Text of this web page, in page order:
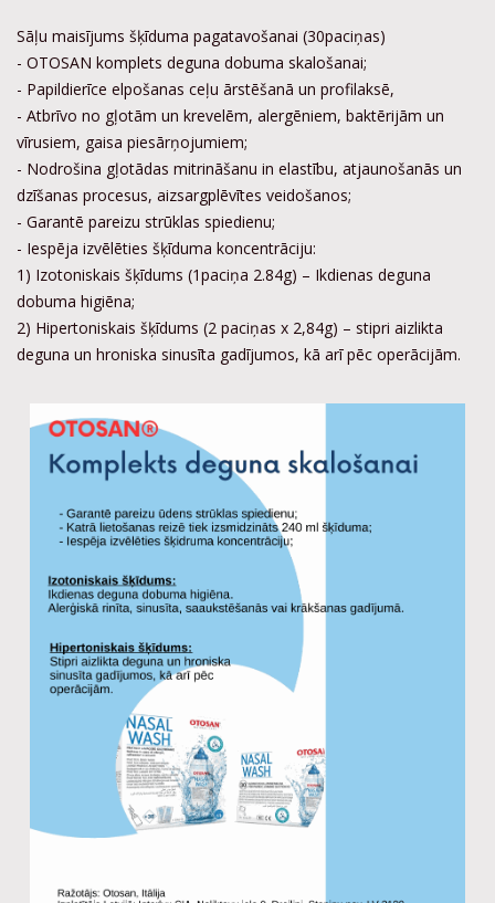
Sāļu maisījums šķīduma pagatavošanai (30paciņas)
- OTOSAN komplets deguna dobuma skalošanai;
- Papildierīce elpošanas ceļu ārstēšanā un profilaksē,
- Atbrīvo no gļotām un krevelēm, alergēniem, baktērijām un
vīrusiem, gaisa piesārņojumiem;
- Nodrošina gļotādas mitrināšanu in elastību, atjaunošanās un
dzīšanas procesus, aizsargplēvītes veidošanos;
- Garantē pareizu strūklas spiedienu;
- Iespēja izvēlēties šķīduma koncentrāciju:
1) Izotoniskais šķīdums (1paciņa 2.84g) – Ikdienas deguna
dobuma higiēna;
2) Hipertoniskais šķīdums (2 paciņas x 2,84g) – stipri aizlikta
deguna un hroniska sinusīta gadījumos, kā arī pēc operācijām.